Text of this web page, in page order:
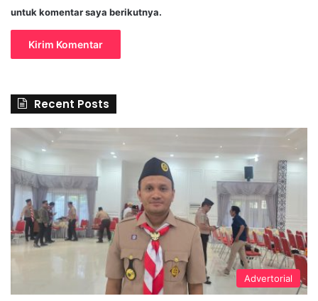
untuk komentar saya berikutnya.
Recent Posts
Advertorial